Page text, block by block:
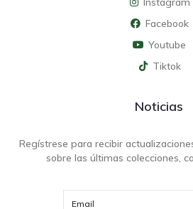
Facebook
Youtube
Tiktok
Noticias
Regístrese para recibir
sobre las últimas colecciones,